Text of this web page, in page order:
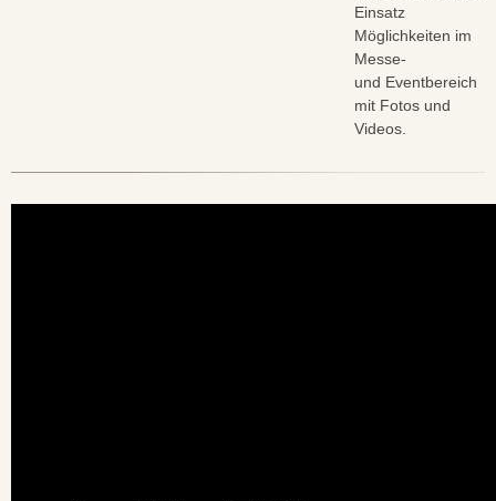
Einsatz
Möglichkeiten im
Messe-
und Eventbereich
mit Fotos und
Videos.